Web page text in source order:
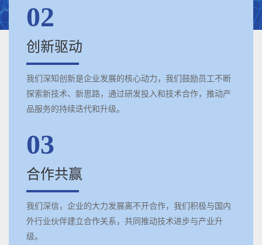
02
创新驱动
我们深知创新是企业发展的核心动力，我们鼓励员工不断
探索新技术、新思路，通过研发投入和技术合作，推动产
品服务的持续迭代和升级。
03
合作共赢
我们深信，企业的大力发展离不开合作，我们积极与国内
外行业伙伴建立合作关系，共同推动技术进步与产业升
级。